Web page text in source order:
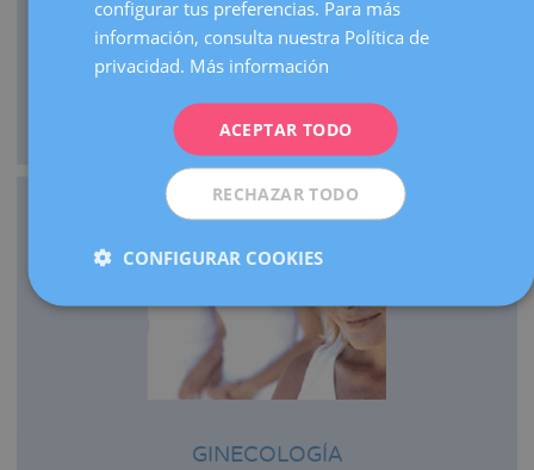
Como centro de referencia, hacemos más de 3.000
visitas de embarazos de alto riesgo al año.
Contamos con una UCI Neonatal de nivel III que atiende
GINECOLOGÍA
configurar tus preferencias. Para más
información, consulta nuestra Política de
privacidad. Más información
ACEPTAR TODO
RECHAZAR TODO
CONFIGURAR COOKIES